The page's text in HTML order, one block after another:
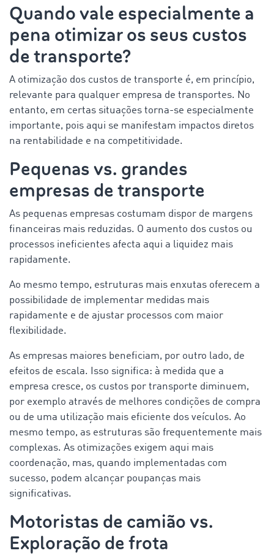
Quando vale especialmente a
pena otimizar os seus custos
de transporte?
A otimização dos custos de transporte é, em princípio,
relevante para qualquer empresa de transportes. No
entanto, em certas situações torna-se especialmente
importante, pois aqui se manifestam impactos diretos
na rentabilidade e na competitividade.
Pequenas vs. grandes
empresas de transporte
As pequenas empresas costumam dispor de margens
financeiras mais reduzidas. O aumento dos custos ou
processos ineficientes afecta aqui a liquidez mais
rapidamente.
Ao mesmo tempo, estruturas mais enxutas oferecem a
possibilidade de implementar medidas mais
rapidamente e de ajustar processos com maior
flexibilidade.
As empresas maiores beneficiam, por outro lado, de
efeitos de escala. Isso significa: à medida que a
empresa cresce, os custos por transporte diminuem,
por exemplo através de melhores condições de compra
ou de uma utilização mais eficiente dos veículos. Ao
mesmo tempo, as estruturas são frequentemente mais
complexas. As otimizações exigem aqui mais
coordenação, mas, quando implementadas com
sucesso, podem alcançar poupanças mais
significativas.
Motoristas de camião vs.
Exploração de frota